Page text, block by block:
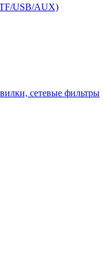
TF/USB/AUX)
сетевые фильтры